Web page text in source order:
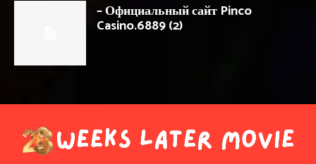
– Официальный сайт Pinco
Casino.6889 (2)